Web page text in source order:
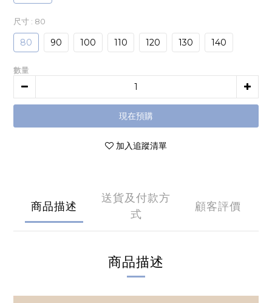
尺寸 : 80
80 90 100 110 120 130 140
數量
現在預購
加入追蹤清單
商品描述
送貨及付款方
式
顧客評價
商品描述